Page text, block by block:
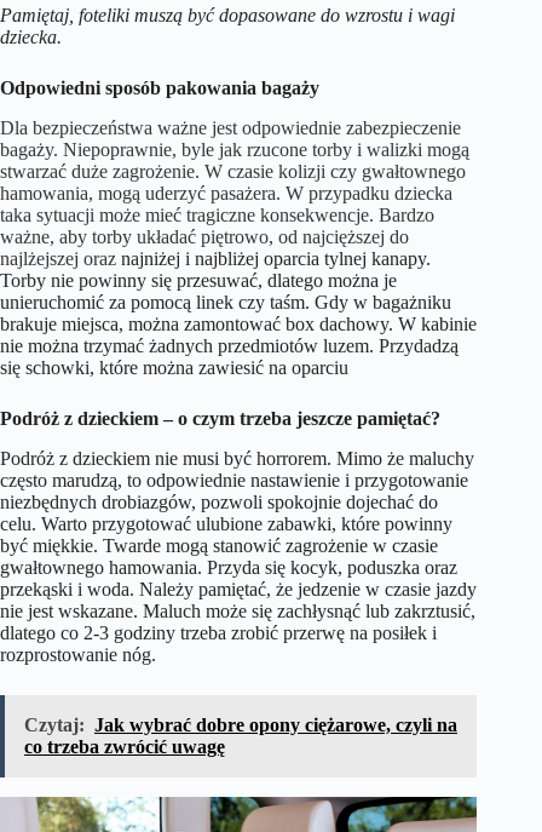
Pamiętaj, foteliki muszą być dopasowane do wzrostu i wagi
dziecka.
Odpowiedni sposób pakowania bagaży
Dla bezpieczeństwa ważne jest odpowiednie zabezpieczenie
bagaży. Niepoprawnie, byle jak rzucone torby i walizki mogą
stwarzać duże zagrożenie. W czasie kolizji czy gwałtownego
hamowania, mogą uderzyć pasażera. W przypadku dziecka
taka sytuacji może mieć tragiczne konsekwencje. Bardzo
ważne, aby torby układać piętrowo, od najcięższej do
najlżejszej oraz najniżej i najbliżej oparcia tylnej kanapy.
Torby nie powinny się przesuwać, dlatego można je
unieruchomić za pomocą linek czy taśm. Gdy w bagażniku
brakuje miejsca, można zamontować box dachowy. W kabinie
nie można trzymać żadnych przedmiotów luzem. Przydadzą
się schowki, które można zawiesić na oparciu
Podróż z dzieckiem – o czym trzeba jeszcze pamiętać?
Podróż z dzieckiem nie musi być horrorem. Mimo że maluchy
często marudzą, to odpowiednie nastawienie i przygotowanie
niezbędnych drobiazgów, pozwoli spokojnie dojechać do
celu. Warto przygotować ulubione zabawki, które powinny
być miękkie. Twarde mogą stanowić zagrożenie w czasie
gwałtownego hamowania. Przyda się kocyk, poduszka oraz
przekąski i woda. Należy pamiętać, że jedzenie w czasie jazdy
nie jest wskazane. Maluch może się zachłysnąć lub zakrztusić,
dlatego co 2-3 godziny trzeba zrobić przerwę na posiłek i
rozprostowanie nóg.
Czytaj: Jak wybrać dobre opony ciężarowe, czyli na
co trzeba zwrócić uwagę